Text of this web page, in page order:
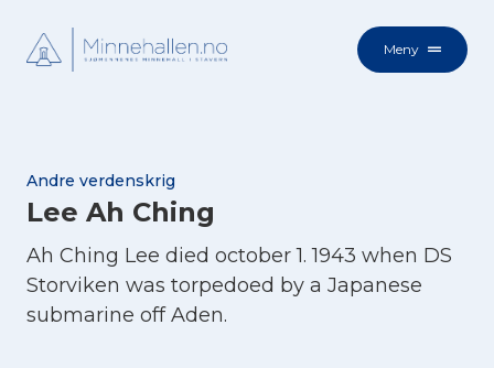
Meny
Andre verdenskrig
Lee Ah Ching
Ah Ching Lee died october 1. 1943 when DS
Storviken was torpedoed by a Japanese
submarine off Aden.